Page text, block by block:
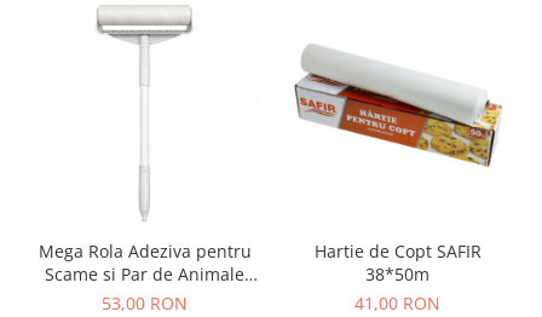
Mega Rola Adeziva pentru
Scame si Par de Animale
Smart Clean – Maner
53,00 RON
Hartie de Copt SAFIR
38*50m
41,00 RON